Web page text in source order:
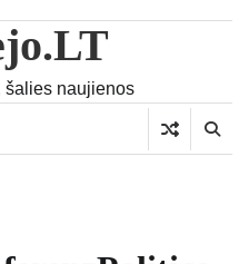
šalies naujienos